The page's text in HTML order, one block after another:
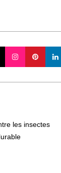
les insectes